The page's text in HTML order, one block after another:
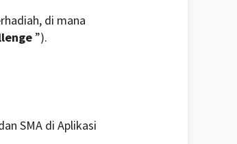
di mana
”).
SMA di Aplikasi